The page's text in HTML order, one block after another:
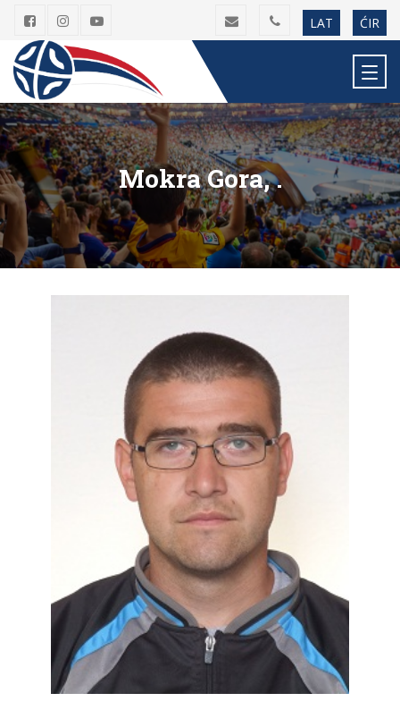
LAT ĆIR
Mokra Gora, .